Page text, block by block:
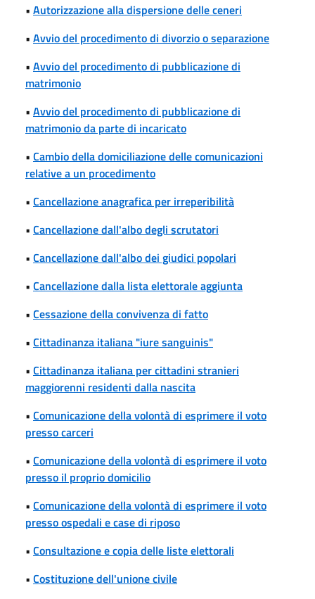
• Autorizzazione alla dispersione delle ceneri
• Avvio del procedimento di divorzio o separazione
• Avvio del procedimento di pubblicazione di
matrimonio
• Avvio del procedimento di pubblicazione di
matrimonio da parte di incaricato
• Cambio della domiciliazione delle comunicazioni
relative a un procedimento
• Cancellazione anagrafica per irreperibilità
• Cancellazione dall'albo degli scrutatori
• Cancellazione dall'albo dei giudici popolari
• Cancellazione dalla lista elettorale aggiunta
• Cessazione della convivenza di fatto
• Cittadinanza italiana "iure sanguinis"
• Cittadinanza italiana per cittadini stranieri
maggiorenni residenti dalla nascita
• Comunicazione della volontà di esprimere il voto
presso carceri
• Comunicazione della volontà di esprimere il voto
presso il proprio domicilio
• Comunicazione della volontà di esprimere il voto
presso ospedali e case di riposo
• Consultazione e copia delle liste elettorali
• Costituzione dell'unione civile